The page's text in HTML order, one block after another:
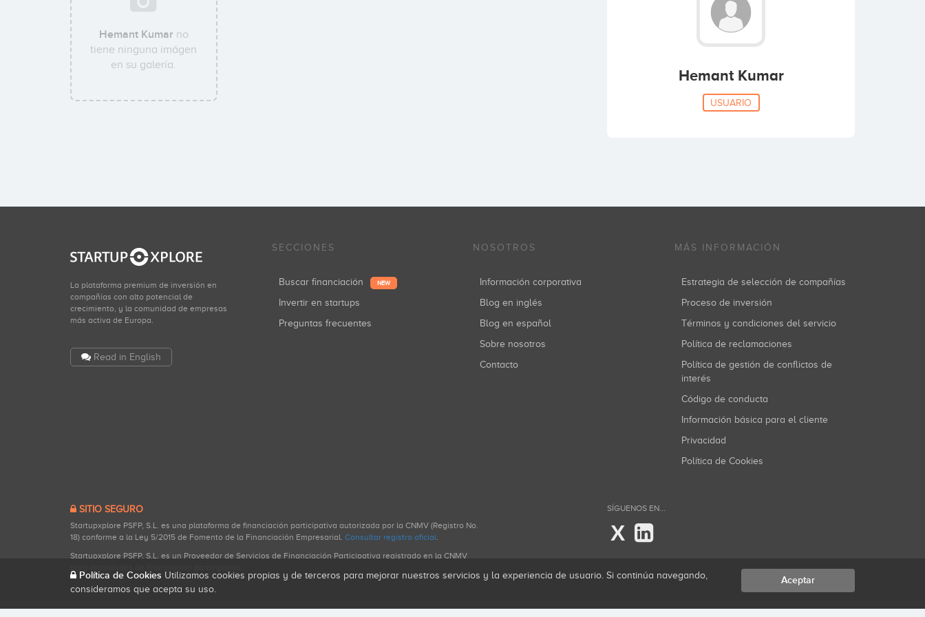
Hemant Kumar no
tiene ninguna imágen
en su galería.
Hemant Kumar
USUARIO
La plataforma premium de inversión en
compañías con alto potencial de
crecimiento, y la comunidad de empresas
más activa de Europa.
Read in English
SECCIONES
Buscar financiación NEW
Invertir en startups
Preguntas frecuentes
NOSOTROS
Información corporativa
Blog en inglés
Blog en español
Sobre nosotros
Contacto
MÁS INFORMACIÓN
Estrategia de selección de compañías
Proceso de inversión
Términos y condiciones del servicio
Política de reclamaciones
Política de gestión de conflictos de
interés
Código de conducta
Información básica para el cliente
Privacidad
Política de Cookies
SITIO SEGURO
Startupxplore PSFP, S.L. es una plataforma de financiación participativa autorizada por la CNMV (Registro No.
18) conforme a la Ley 5/2015 de Fomento de la Financiación Empresarial. Consultar registro oficial.
Startupxplore PSFP, S.L. es un Proveedor de Servicios de Financiación Participativa registrado en la CNMV
SÍGUENOS EN...
X
Política de Cookies Utilizamos cookies propias y de terceros para mejorar nuestros servicios y la experiencia de usuario. Si continúa navegando,
consideramos que acepta su uso.
Aceptar